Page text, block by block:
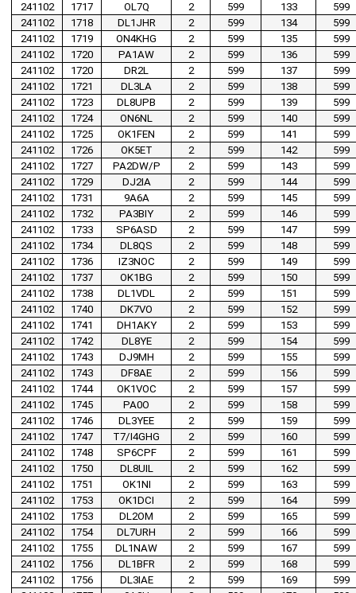
241102
1717 OL7Q 2 599 133
599
241102
1718 DL1JHR 2 599 134
599
241102
1719 ON4KHG 2 599 135
599
241102
1720 PA1AW 2 599 136
599
241102
1720 DR2L 2 599 137
599
241102
1721 DL3LA 2 599 138
599
241102
1723 DL8UPB 2 599 139
599
241102
1724 ON6NL 2 599 140
599
241102
1725 OK1FEN 2 599 141
599
241102
1726 OK5ET 2 599 142
599
241102
1727 PA2DW/P 2 599 143
599
241102
1729 DJ2IA 2 599 144
599
241102
1731 9A6A 2 599 145
599
241102
1732 PA3BIY 2 599 146
599
241102
1733 SP6ASD 2 599 147
599
241102
1734 DL8QS 2 599 148
599
241102
1736 IZ3NOC 2 599 149
599
241102
1737 OK1BG 2 599 150
599
241102
1738 DL1VDL 2 599 151
599
241102
1740 DK7VO 2 599 152
599
241102
1741 DH1AKY 2 599 153
599
241102
1742 DL8YE 2 599 154
599
241102
1743 DJ9MH 2 599 155
599
241102
1743 DF8AE 2 599 156
599
241102
1744 OK1VOC 2 599 157
599
241102
1745 PA0O 2 599 158
599
241102
1746 DL3YEE 2 599 159
599
241102
1747 T7/I4GHG 2 599 160
599
241102
1748 SP6CPF 2 599 161
599
241102
1750 DL8UIL 2 599 162
599
241102
1751 OK1NI 2 599 163
599
241102
1753 OK1DCI 2 599 164
599
241102
1753 DL2OM 2 599 165
599
241102
1754 DL7URH 2 599 166
599
241102
1755 DL1NAW 2 599 167
599
241102
1756 DL1BFR 2 599 168
599
241102
1756 DL3IAE 2 599 169
599